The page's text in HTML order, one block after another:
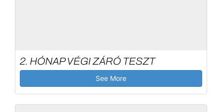
2. HÓNAP VÉGI ZÁRÓ TESZT
See More